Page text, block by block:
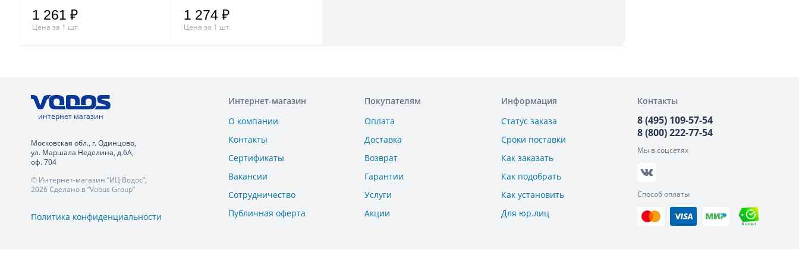
1 261 ₽
Цена за 1 шт.
1 274 ₽
Цена за 1 шт.
интернет магазин
Московская обл., г. Одинцово,
ул. Маршала Неделина, д.6А,
оф. 704
© Интернет-магазин “ИЦ Водос”,
2026 Сделано в “Vobus Group”
Политика конфиденциальности
Интернет-магазин
О компании
Контакты
Сертификаты
Вакансии
Сотрудничество
Публичная оферта
Покупателям
Оплата
Доставка
Возврат
Гарантии
Услуги
Акции
Информация
Статус заказа
Сроки поставки
Как заказать
Как подобрать
Как установить
Для юр.лиц
Контакты
8 (495) 109-57-54
8 (800) 222-77-54
Мы в соцсетях
Способ оплаты